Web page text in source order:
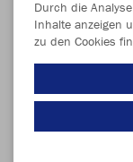
Durch die
Inhalte anzeigen
zu den Cookies